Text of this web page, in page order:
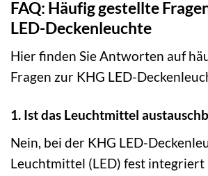
FAQ: Häufig gestellte
LED-Deckenleuchte
Hier finden Sie Antworten auf
Fragen zur KHG LED-
1. Ist das Leuchtmittel
Nein, bei der KHG LED-
Leuchtmittel (LED) fest